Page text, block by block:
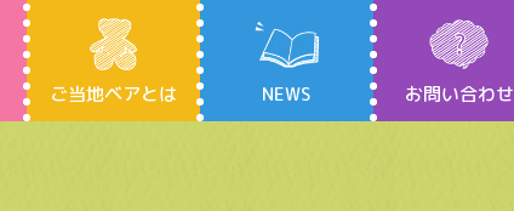
ご当地ベアとは NEWS お問い合わせ